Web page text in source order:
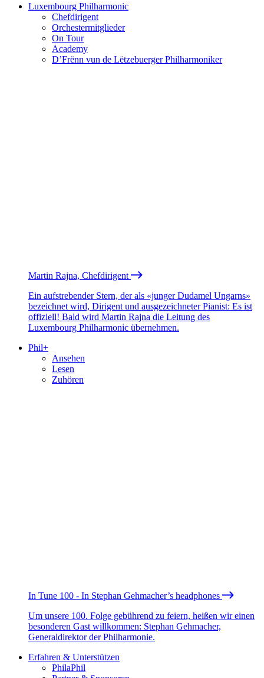
Luxembourg Philharmonic
Chefdirigent
Orchestermitglieder
On Tour
Academy
D’Frënn vun de Lëtzebuerger Philharmoniker
Martin Rajna, Chefdirigent
Ein aufstrebender Stern, der als «junger Dudamel Ungarns»
bezeichnet wird, Dirigent und ausgezeichneter Pianist: Es ist
offiziell! Bald wird Martin Rajna die Leitung des
Luxembourg Philharmonic übernehmen.
Phil+
Ansehen
Lesen
Zuhören
In Tune 100 - In Stephan Gehmacher’s headphones
Um unsere 100. Folge gebührend zu feiern, heißen wir einen
besonderen Gast willkommen: Stephan Gehmacher,
Generaldirektor der Philharmonie.
Erfahren & Unterstützen
PhilaPhil